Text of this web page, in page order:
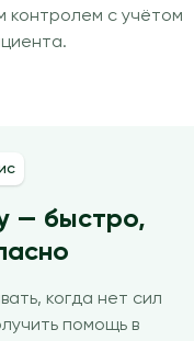
контролем с учётом
— быстро,
когда нет сил
помощь в